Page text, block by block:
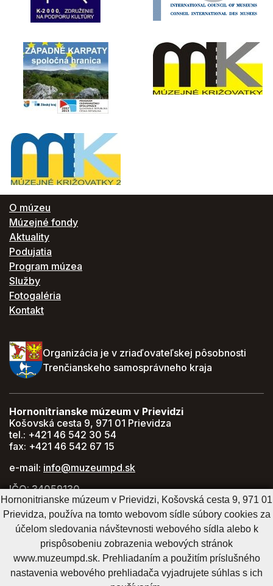
O múzeu
Múzejné fondy
Aktuality
Podujatia
Program múzea
Služby
Fotogaléria
Kontakt
Organizácia je v zriaďovateľskej pôsobnosti
Trenčianskeho samosprávneho kraja
Hornonitrianske múzeum v Prievidzi
Košovská cesta 9, 971 01 Prievidza
tel.: +421 46 542 30 54
fax: +421 46 542 67 15
e-mail: info@muzeumpd.sk
IČO: 34059130
DIČ: 2021447274
GPS: 48.770071, 18.620043
Cookies nastavenieCookies - viac informácií Vyhlásenie o prístupnosti
Technický prevádzkovateľ
Správca obsahu
Hornonitrianske múzeum v Prievidzi, Košovská cesta 9, 971 01
Prievidza, používa na tomto webovom sídle súbory cookies za
účelom sledovania návštevnosti webového sídla alebo k
prispôsobeniu zobrazenia webových stránok
www.muzeumpd.sk. Prehliadaním a použitím príslušného
nastavenia webového prehliadača vyjadrujete súhlas s ich